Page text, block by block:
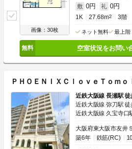
画像：30枚
敷 0円 礼 0円
1K 27.68m2 3階
ネット無料 最上階
空室状況をお問い
ＰＨＯＥＮＩＸＣｌｏｖｅＴｏｍｏ
近鉄大阪線 長瀬駅
近鉄大阪線 弥刀駅
近鉄大阪線 久宝寺口
大阪府東大阪市友井
築6年
鉄筋(RC)